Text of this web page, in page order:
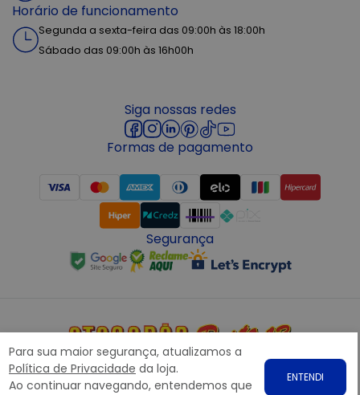
Para sua maior segurança, atualizamos a
Política de Privacidade da loja.
Ao continuar navegando, entendemos que
ENTENDI
Horário de funcionamento
Segunda a sexta-feira das 09:00h às 18:00h
Sábado das 09:00h às 16h00h
Siga nossas redes
Formas de pagamento
Segurança
Copyright © 2022 ATACADÃO POSTO 13 - Todos os direitos
reservados. CNPJ: 15.360.767/0001-07